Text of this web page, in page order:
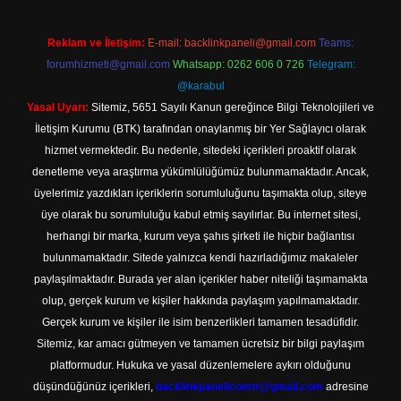
Reklam ve İletişim: E-mail: backlinkpaneli@gmail.com Teams:
forumhizmeti@gmail.com Whatsapp: 0262 606 0 726 Telegram:
@karabul
Yasal Uyarı: Sitemiz, 5651 Sayılı Kanun gereğince Bilgi Teknolojileri ve
İletişim Kurumu (BTK) tarafından onaylanmış bir Yer Sağlayıcı olarak
hizmet vermektedir. Bu nedenle, sitedeki içerikleri proaktif olarak
denetleme veya araştırma yükümlülüğümüz bulunmamaktadır. Ancak,
üyelerimiz yazdıkları içeriklerin sorumluluğunu taşımakta olup, siteye
üye olarak bu sorumluluğu kabul etmiş sayılırlar. Bu internet sitesi,
herhangi bir marka, kurum veya şahıs şirketi ile hiçbir bağlantısı
bulunmamaktadır. Sitede yalnızca kendi hazırladığımız makaleler
paylaşılmaktadır. Burada yer alan içerikler haber niteliği taşımamakta
olup, gerçek kurum ve kişiler hakkında paylaşım yapılmamaktadır.
Gerçek kurum ve kişiler ile isim benzerlikleri tamamen tesadüfidir.
Sitemiz, kar amacı gütmeyen ve tamamen ücretsiz bir bilgi paylaşım
platformudur. Hukuka ve yasal düzenlemelere aykırı olduğunu
düşündüğünüz içerikleri, backlinkpanelicomtr@gmail.com adresine